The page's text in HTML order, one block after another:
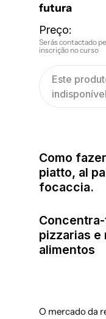
futura
Preço:
Serás contactado
inscrição no curso
Este
Como
piatto, al
focaccia.
pizzarias
alimentos
O mercado da